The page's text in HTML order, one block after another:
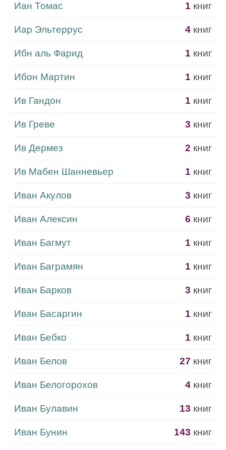
Иан Томас 1 книг
Иар Эльтеррус 4 книг
Ибн аль Фарид 1 книг
Ибон Мартин 1 книг
Ив Гандон 1 книг
Ив Греве 3 книг
Ив Дермез 2 книг
Ив Мабен Шанневьер 1 книг
Иван Акулов 3 книг
Иван Алексин 6 книг
Иван Багмут 1 книг
Иван Баграмян 1 книг
Иван Барков 3 книг
Иван Басаргин 1 книг
Иван Бебко 1 книг
Иван Белов 27 книг
Иван Белогорохов 4 книг
Иван Булавин 13 книг
Иван Бунин 143 книг